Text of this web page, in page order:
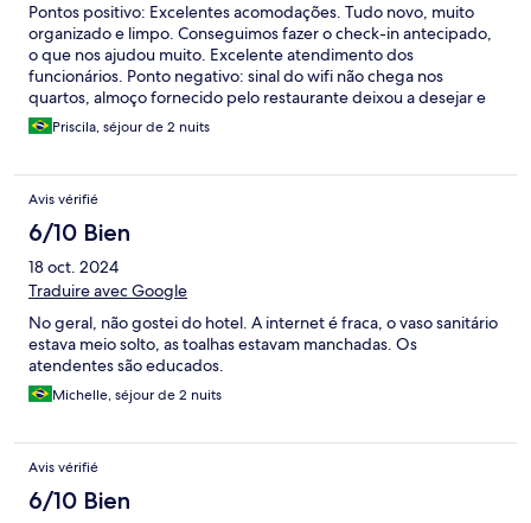
Pontos positivo: Excelentes acomodações. Tudo novo, muito
organizado e limpo. Conseguimos fazer o check-in antecipado,
o que nos ajudou muito. Excelente atendimento dos
funcionários. Ponto negativo: sinal do wifi não chega nos
quartos, almoço fornecido pelo restaurante deixou a desejar e
café da manhã com poucas opções.
Priscila, séjour de 2 nuits
Avis vérifié
6/10 Bien
18 oct. 2024
Traduire avec Google
No geral, não gostei do hotel. A internet é fraca, o vaso sanitário
estava meio solto, as toalhas estavam manchadas. Os
atendentes são educados.
Michelle, séjour de 2 nuits
Avis vérifié
6/10 Bien